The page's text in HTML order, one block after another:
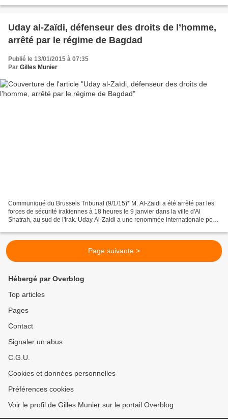
Uday al-Zaïdi, défenseur des droits de l’homme,
arrêté par le régime de Bagdad
Publié le 13/01/2015 à 07:35
Par Gilles Munier
Communiqué du Brussels Tribunal (9/1/15)* M. Al-Zaidi a été arrêté par les
forces de sécurité irakiennes à 18 heures le 9 janvier dans la ville d'Al
Shatrah, au sud de l'Irak. Uday Al-Zaidi a une renommée internationale pour
Page suivante >
Hébergé par Overblog
Top articles
Pages
Contact
Signaler un abus
C.G.U.
Cookies et données personnelles
Préférences cookies
Voir le profil de Gilles Munier sur le portail Overblog